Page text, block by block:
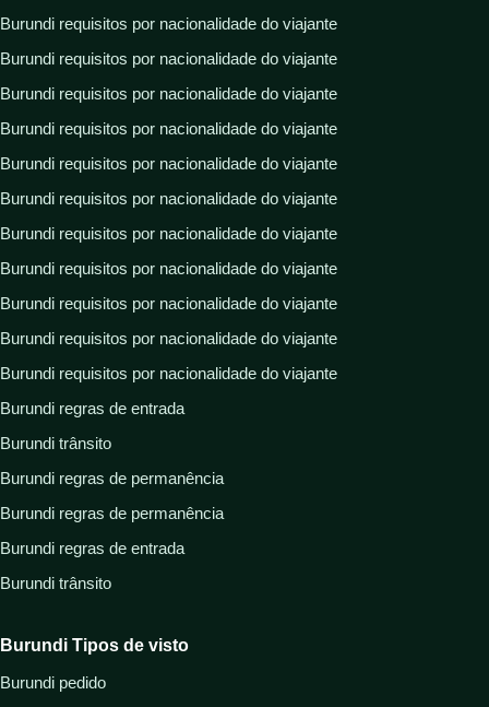
Burundi requisitos por nacionalidade do viajante
Burundi requisitos por nacionalidade do viajante
Burundi requisitos por nacionalidade do viajante
Burundi requisitos por nacionalidade do viajante
Burundi requisitos por nacionalidade do viajante
Burundi requisitos por nacionalidade do viajante
Burundi requisitos por nacionalidade do viajante
Burundi requisitos por nacionalidade do viajante
Burundi requisitos por nacionalidade do viajante
Burundi requisitos por nacionalidade do viajante
Burundi requisitos por nacionalidade do viajante
Burundi regras de entrada
Burundi trânsito
Burundi regras de permanência
Burundi regras de permanência
Burundi regras de entrada
Burundi trânsito
Burundi Tipos de visto
Burundi pedido